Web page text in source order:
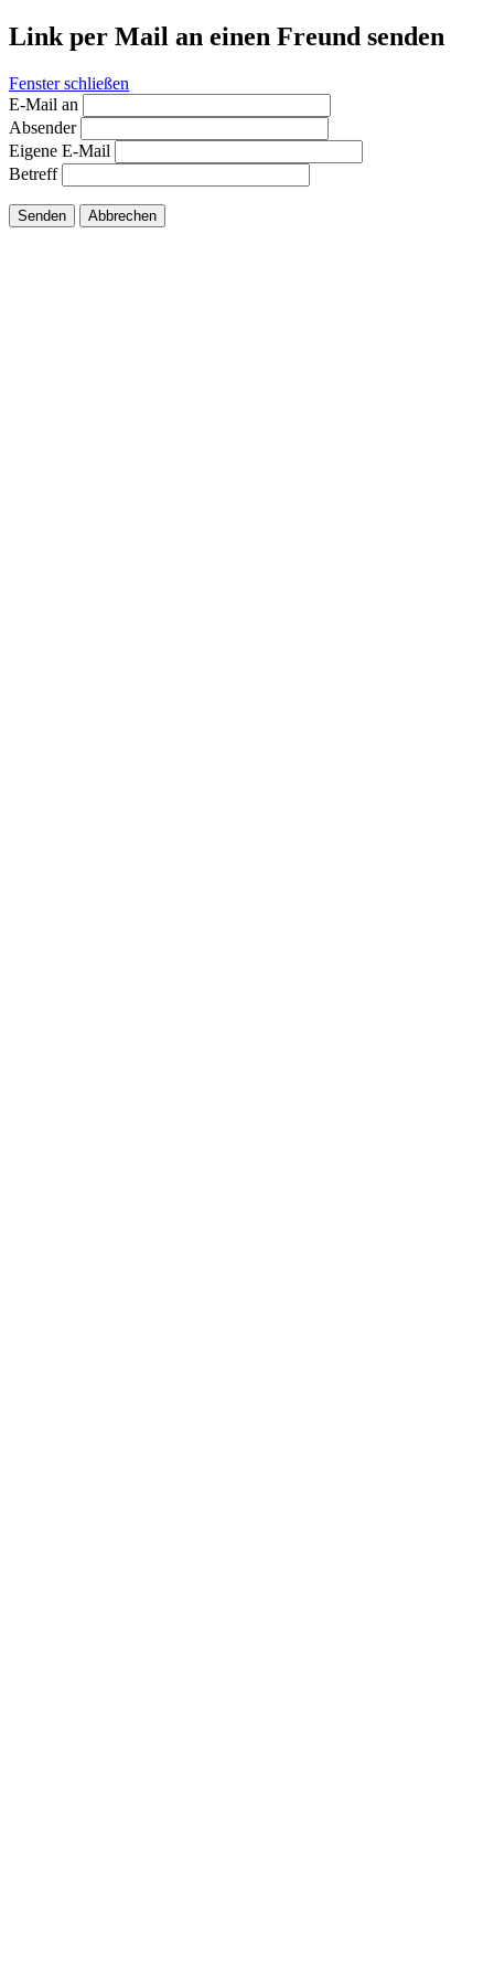
Link per Mail an einen Freund senden
Fenster schließen
E-Mail an
Absender
Eigene E-Mail
Betreff
Senden Abbrechen